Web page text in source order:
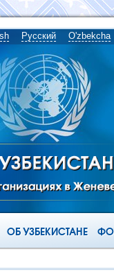
Русский O'zbekcha
ОБ УЗБЕКИСТАНЕ